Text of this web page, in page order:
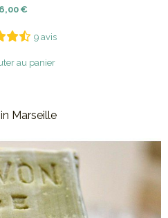
6,00€
9 avis
au panier
Marseille